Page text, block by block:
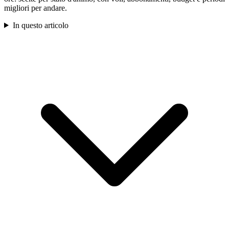
migliori per andare.
In questo articolo